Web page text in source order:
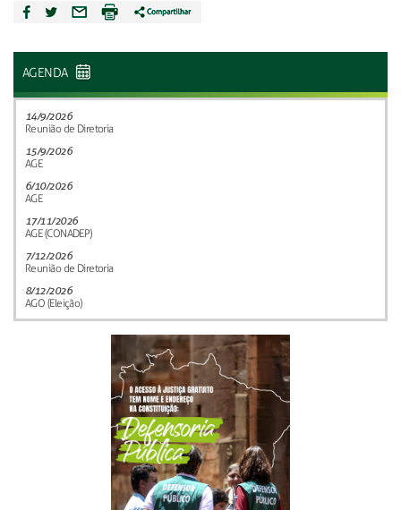
AGENDA
14/9/2026
Reunião de Diretoria
15/9/2026
AGE
6/10/2026
AGE
17/11/2026
AGE (CONADEP)
7/12/2026
Reunião de Diretoria
8/12/2026
AGO (Eleição)